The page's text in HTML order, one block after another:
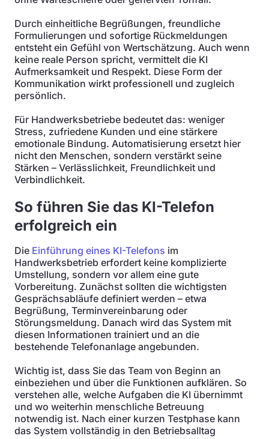
Durch einheitliche Begrüßungen, freundliche
Formulierungen und sofortige Rückmeldungen
entsteht ein Gefühl von Wertschätzung. Auch wenn
keine reale Person spricht, vermittelt die KI
Aufmerksamkeit und Respekt. Diese Form der
Kommunikation wirkt professionell und zugleich
persönlich.
Für Handwerksbetriebe bedeutet das: weniger
Stress, zufriedene Kunden und eine stärkere
emotionale Bindung. Automatisierung ersetzt hier
nicht den Menschen, sondern verstärkt seine
Stärken – Verlässlichkeit, Freundlichkeit und
Verbindlichkeit.
So führen Sie das KI-Telefon
erfolgreich ein
Die Einführung eines KI-Telefons im
Handwerksbetrieb erfordert keine komplizierte
Umstellung, sondern vor allem eine gute
Vorbereitung. Zunächst sollten die wichtigsten
Gesprächsabläufe definiert werden – etwa
Begrüßung, Terminvereinbarung oder
Störungsmeldung. Danach wird das System mit
diesen Informationen trainiert und an die
bestehende Telefonanlage angebunden.
Wichtig ist, dass Sie das Team von Beginn an
einbeziehen und über die Funktionen aufklären. So
verstehen alle, welche Aufgaben die KI übernimmt
und wo weiterhin menschliche Betreuung
notwendig ist. Nach einer kurzen Testphase kann
das System vollständig in den Betriebsalltag